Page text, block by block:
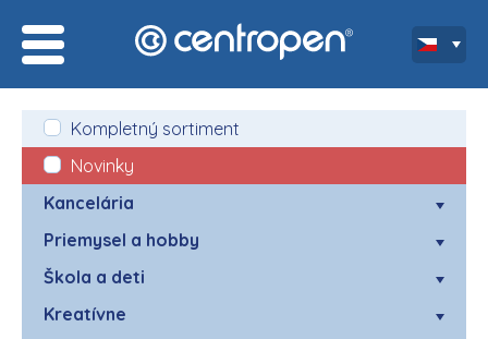
Kompletný sortiment
Novinky
Kancelária
Priemysel a hobby
Škola a deti
Kreatívne